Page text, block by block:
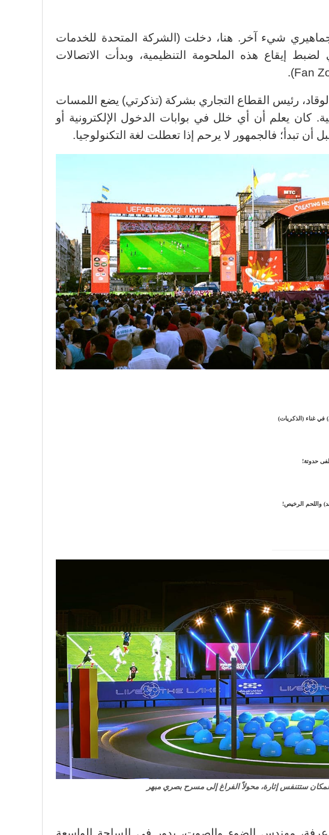
شيء آخر. هنا، دخلت (الشركة المتحدة للخدمات
لضبط إيقاع هذه الملحومة التنظيمية، وبدأت الاتصالات
رئيس القطاع التجاري بشركة (تذكرتي) يضع اللمسات
كان يعلم أن أي خلل في بوابات الدخول الإلكترونية أو
تبدأ؛ فالجمهور لا يرحم إذا تعطلت لغة التكنولوجيا.
غناء (الذكريات)
حدوتة!
واللحم الرخيص!
ستتنفس إثارة، محولاً الفراغ إلى مسرح بصري مبهر